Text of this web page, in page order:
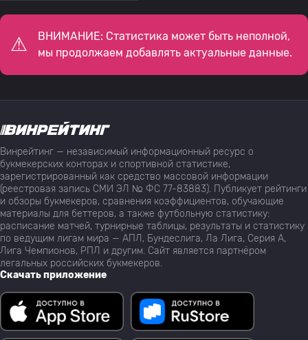
ВНИМАНИЕ: Статистика может быть неполной,
мы продолжаем добавлять актуальные данные.
Винрейтинг — независимый информационный ресурс о
букмекерских конторах и спортивной статистике,
зарегистрированный как средство массовой информации
(реестровая запись СМИ ЭЛ № ФС 77-83883). Публикует рейтинги
и обзоры букмекеров, сравнения коэффициентов, обучающие
материалы для беттеров, а также футбольную статистику:
расписание матчей, турнирные таблицы, результаты и статистику
по ведущим лигам мира — АПЛ, Бундеслига, Ла Лига, Серия А,
Лига Чемпионов, РПЛ и другим. Сайт является партнёром
легальных российских букмекеров.
Скачать приложение